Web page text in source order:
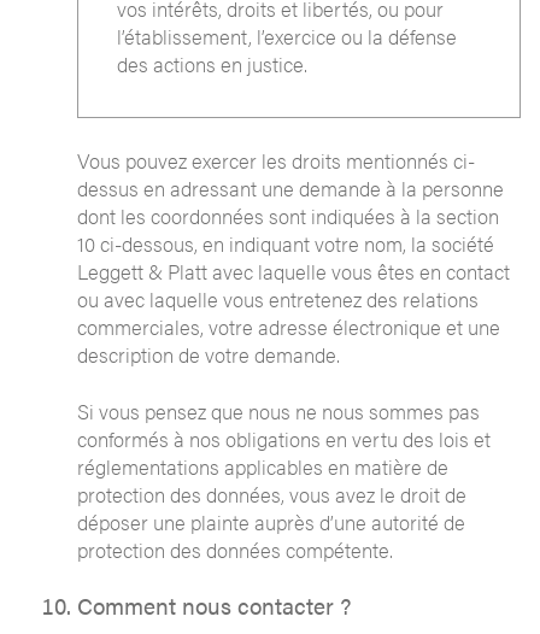
vos intérêts, droits et libertés, ou pour
l’établissement, l’exercice ou la défense
des actions en justice.
Vous pouvez exercer les droits mentionnés ci-
dessus en adressant une demande à la personne
dont les coordonnées sont indiquées à la section
10 ci-dessous, en indiquant votre nom, la société
Leggett & Platt avec laquelle vous êtes en contact
ou avec laquelle vous entretenez des relations
commerciales, votre adresse électronique et une
description de votre demande.
Si vous pensez que nous ne nous sommes pas
conformés à nos obligations en vertu des lois et
réglementations applicables en matière de
protection des données, vous avez le droit de
déposer une plainte auprès d’une autorité de
protection des données compétente.
Comment nous contacter ?